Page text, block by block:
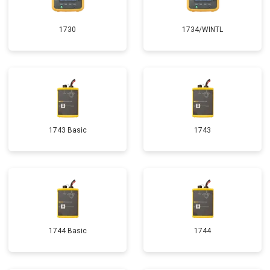
1730 1734/WINTL
1743 Basic 1743
1744 Basic 1744